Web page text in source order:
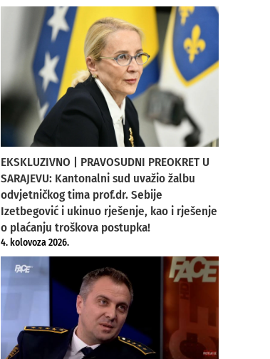
EKSKLUZIVNO | PRAVOSUDNI PREOKRET U
SARAJEVU: Kantonalni sud uvažio žalbu
odvjetničkog tima prof.dr. Sebije
Izetbegović i ukinuo rješenje, kao i rješenje
o plaćanju troškova postupka!
4. kolovoza 2026.